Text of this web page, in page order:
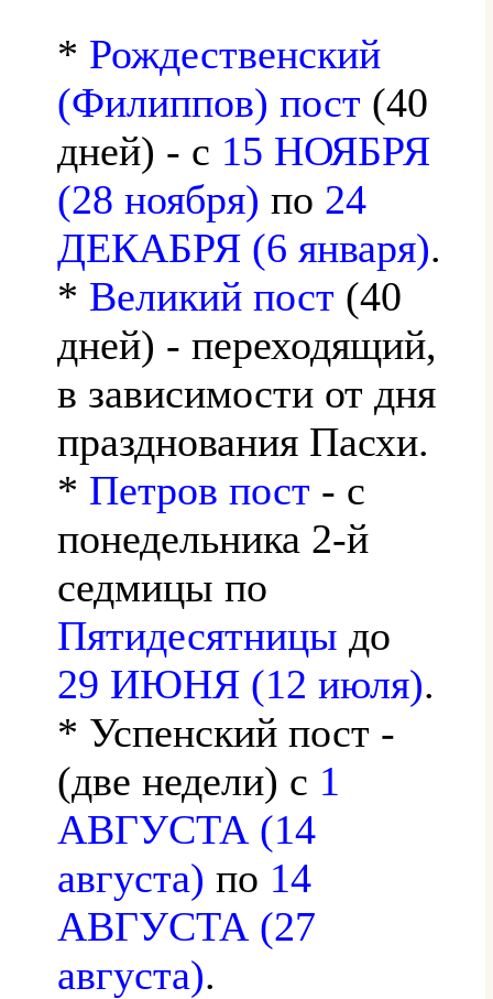
* Рождественский
(Филиппов) пост (40
дней) - с 15 НОЯБРЯ
(28 ноября) по 24
ДЕКАБРЯ (6 января).
* Великий пост (40
дней) - переходящий,
в зависимости от дня
празднования Пасхи.
* Петров пост - с
понедельника 2-й
седмицы по
Пятидесятницы до
29 ИЮНЯ (12 июля).
* Успенский пост -
(две недели) с 1
АВГУСТА (14
августа) по 14
АВГУСТА (27
августа).